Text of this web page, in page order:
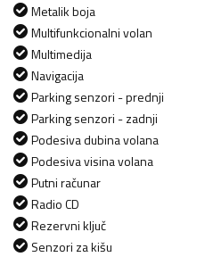
Metalik boja
Multifunkcionalni volan
Multimedija
Navigacija
Parking senzori - prednji
Parking senzori - zadnji
Podesiva dubina volana
Podesiva visina volana
Putni računar
Radio CD
Rezervni ključ
Senzori za kišu